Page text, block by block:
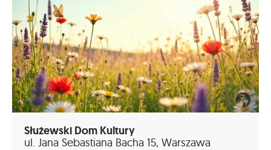
Służewski Dom Kultury
ul. Jana Sebastiana Bacha 15, Warszawa